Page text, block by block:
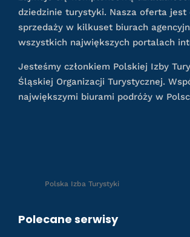
dziedzinie turystyki. Nasza oferta jest
sprzedaży w kilkuset biurach
wszystkich największych portalach
Jesteśmy członkiem Polskiej Izby
Śląskiej Organizacji Turystycznej.
największymi biurami podróży w
Polska Izba Turystyki
Polecane serwisy